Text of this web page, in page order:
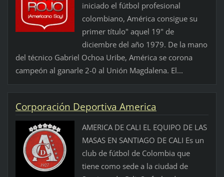
iniciado el fútbol profesional
colombiano, América consigue su
primer título" aquel 19" de
diciembre del año 1979. De la mano
del técnico Gabriel Ochoa Uribe, América se corona
campeón al ganarle 2-0 al Unión Magdalena. El...
Corporación Deportiva America
AMERICA DE CALI EL EQUIPO DE LAS
MASAS EN SANTIAGO DE CALI Es un
club de fútbol de Colombia que
tiene como sede a la ciudad de